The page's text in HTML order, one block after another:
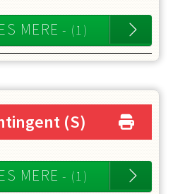
MERE - (1)
(S)
MERE - (1)